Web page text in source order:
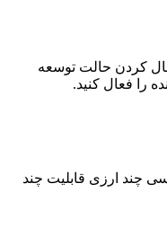
کردن حالت توسعه
را فعال کنید.
چند ارزی قابلیت چند